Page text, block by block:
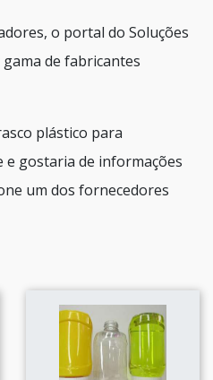
o portal do Soluções
de fabricantes
plástico para
gostaria de informações
um dos fornecedores